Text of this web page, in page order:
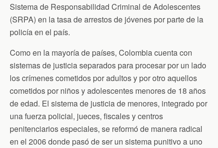
Sistema de Responsabilidad Criminal de Adolescentes
(SRPA) en la tasa de arrestos de jóvenes por parte de la
policía en el país.
Como en la mayoría de países, Colombia cuenta con
sistemas de justicia separados para procesar por un lado
los crímenes cometidos por adultos y por otro aquellos
cometidos por niños y adolescentes menores de 18 años
de edad. El sistema de justicia de menores, integrado por
una fuerza policial, jueces, fiscales y centros
penitenciarios especiales, se reformó de manera radical
en el 2006 donde pasó de ser un sistema punitivo a uno